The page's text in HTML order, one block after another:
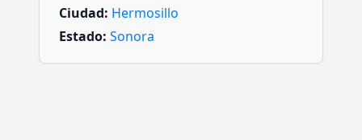
Ciudad: Hermosillo
Estado: Sonora